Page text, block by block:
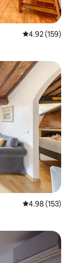
Calificación
4.92 (159)
Calificación
4.98 (153)